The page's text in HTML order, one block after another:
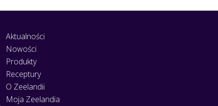
Aktualności
Nowości
Produkty
Receptury
O Zeelandii
Moja Zeelandia